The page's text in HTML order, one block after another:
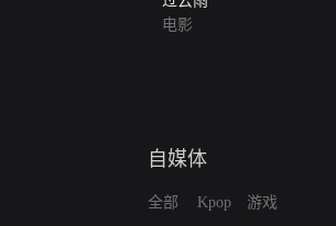
电影
自媒体
全部
Kpop
游戏